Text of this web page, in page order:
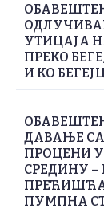
УТИЦАЈА
ПРЕКО
И КО
ДАВАЊЕ
ПРОЦЕНИ
СРЕДИНУ –
ПУМПНА